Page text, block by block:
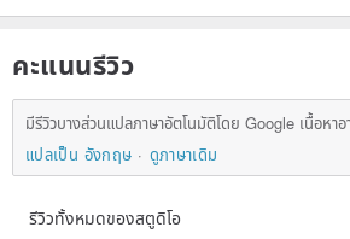
คะแนนรีวิว
มีรีวิวบางส่วนแปลภาษาอัตโนมัติโดย Google เนื้อหา
แปลเป็น อังกฤษ
ดูภาษาเดิม
รีวิวทั้งหมดของสตูดิโอ